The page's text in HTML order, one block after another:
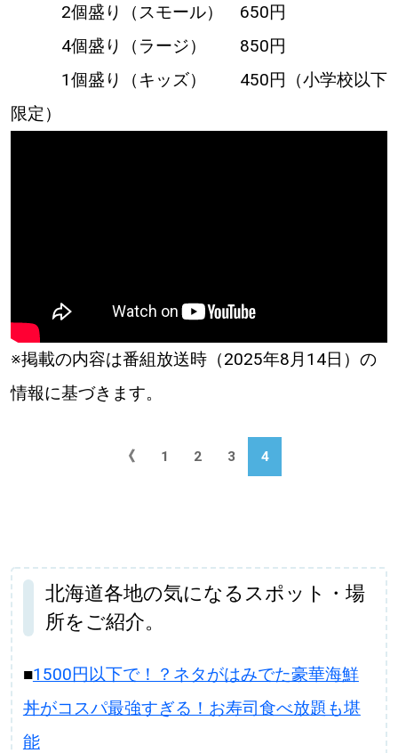
2個盛り（スモール） 650円
4個盛り（ラージ） 850円
1個盛り（キッズ） 450円（小学校以下
限定）
※掲載の内容は番組放送時（2025年8月14日）の
情報に基づきます。
《 1 2 3 4
北海道各地の気になるスポット・場
所をご紹介。
■1500円以下で！？ネタがはみでた豪華海鮮
丼がコスパ最強すぎる！お寿司食べ放題も堪
能